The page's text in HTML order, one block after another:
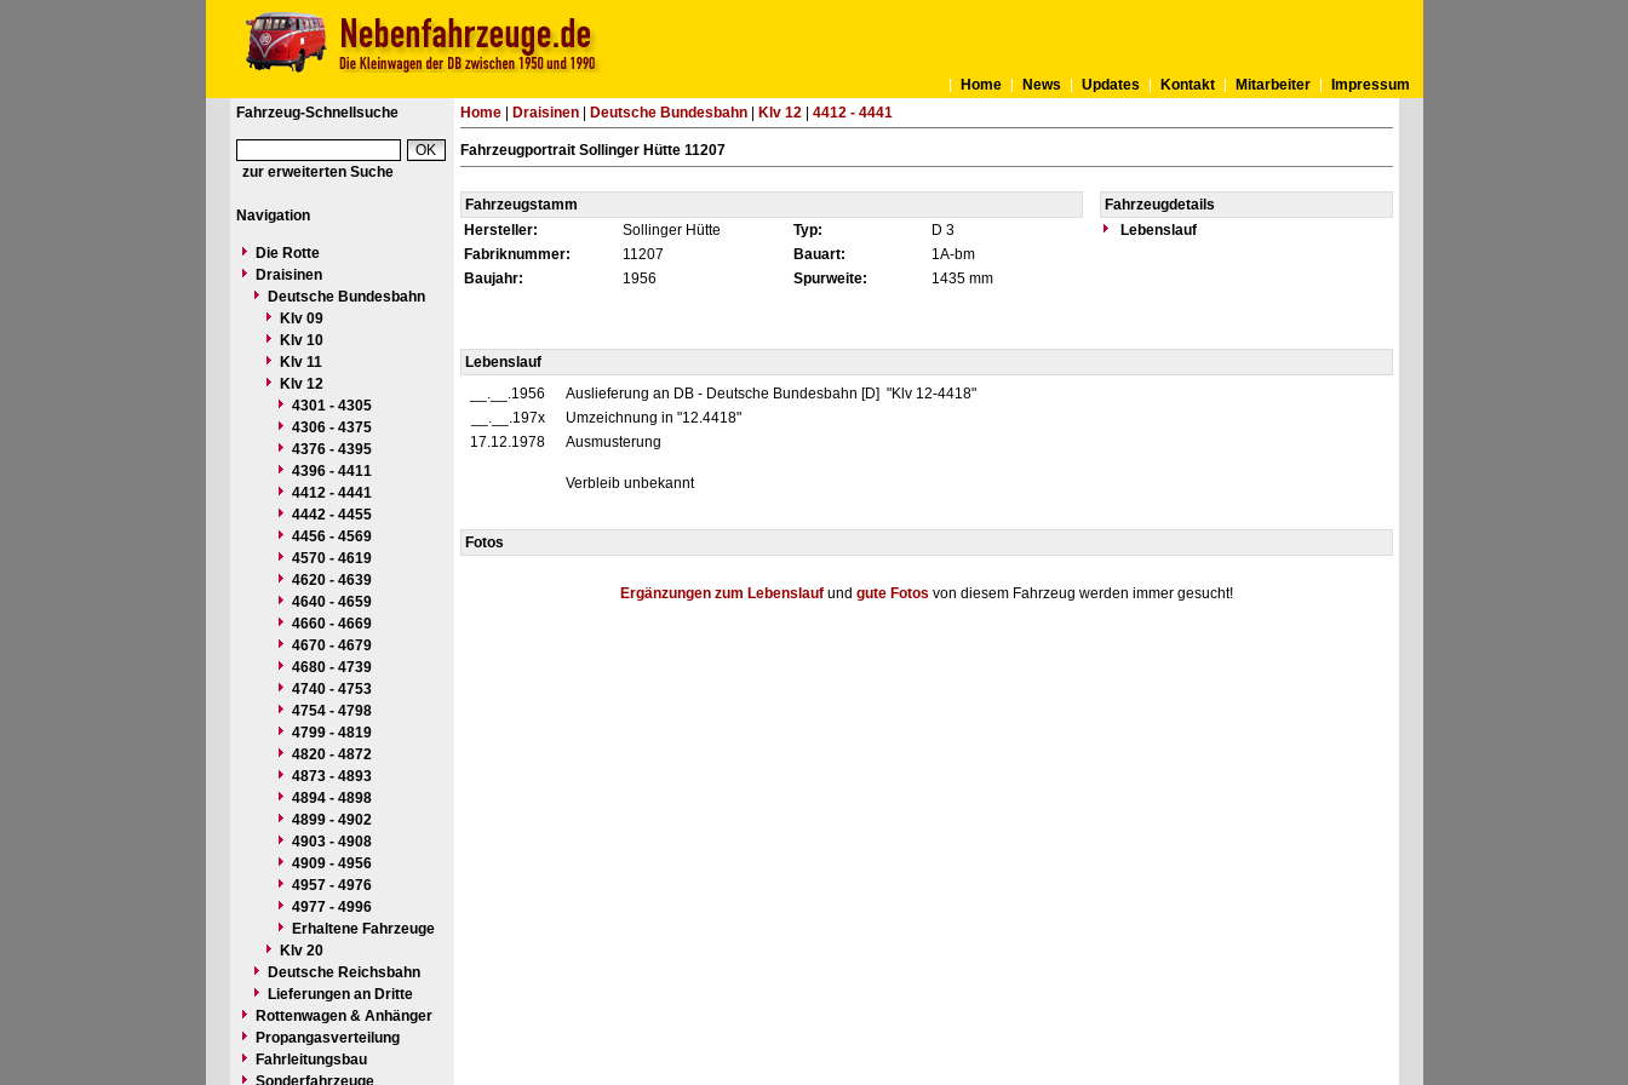
Home News Updates Kontakt Mitarbeiter
Impressum
Fahrzeug-Schnellsuche
zur erweiterten Suche
Navigation
Die Rotte
Draisinen
Deutsche Bundesbahn
Klv 09
Klv 10
Klv 11
Klv 12
4301 - 4305
4306 - 4375
4376 - 4395
4396 - 4411
4412 - 4441
4442 - 4455
4456 - 4569
4570 - 4619
4620 - 4639
4640 - 4659
4660 - 4669
4670 - 4679
4680 - 4739
4740 - 4753
4754 - 4798
4799 - 4819
4820 - 4872
4873 - 4893
4894 - 4898
4899 - 4902
4903 - 4908
4909 - 4956
4957 - 4976
4977 - 4996
Erhaltene Fahrzeuge
Klv 20
Deutsche Reichsbahn
Lieferungen an Dritte
Rottenwagen & Anhänger
Propangasverteilung
Fahrleitungsbau
Sonderfahrzeuge
Home| Draisinen| Deutsche Bundesbahn| Klv 12| 4412 - 4441
Fahrzeugportrait Sollinger Hütte 11207
Fahrzeugstamm
Fahrzeugdetails
Hersteller:
Sollinger Hütte Typ: D 3
Lebenslauf
Fabriknummer:
11207 Bauart:
1A-bm
Baujahr:
1956 Spurweite: 1435 mm
Lebenslauf
__.__.1956
Auslieferung an DB - Deutsche Bundesbahn [D] "Klv 12-4418"
__.__.197x
Umzeichnung in "12.4418"
17.12.1978
Ausmusterung
Verbleib unbekannt
Fotos
Ergänzungen zum Lebenslaufund gute Fotos von diesem Fahrzeug werden immer gesucht!